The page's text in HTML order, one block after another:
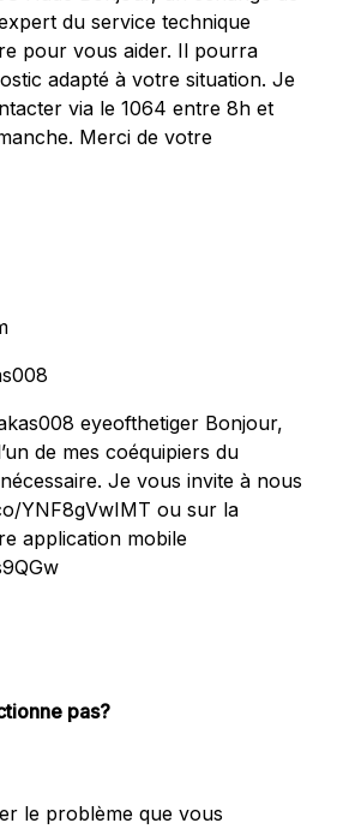
du service technique
pour vous aider. Il pourra
adapté à votre situation. Je
via le 1064 entre 8h et
Merci de votre
eyeofthetiger Bonjour,
de mes coéquipiers du
Je vous invite à nous
YNF8gVwIMT ou sur la
application mobile
pas?
le problème que vous